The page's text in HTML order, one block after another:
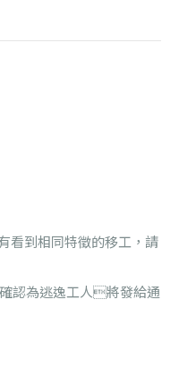
看到相同特徵的移工，請
認為逃逸工人將發給通